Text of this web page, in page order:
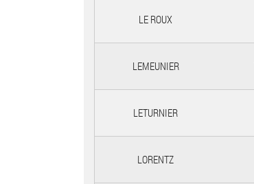
LE ROUX
LEMEUNIER
LETURNIER
LORENTZ